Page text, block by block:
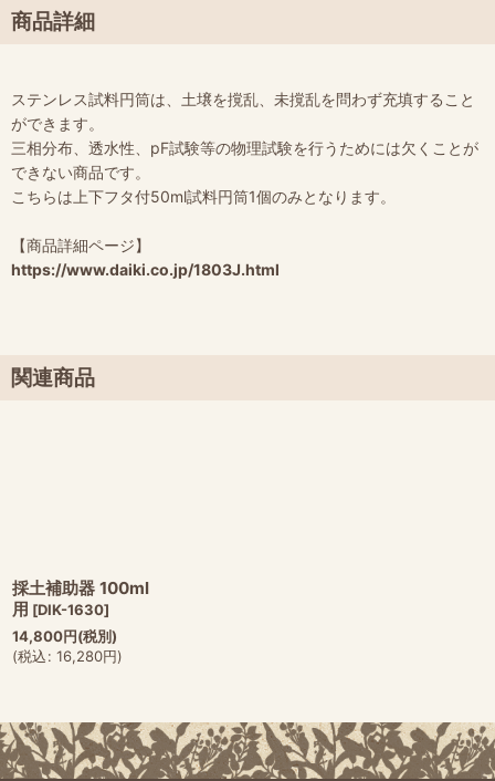
商品詳細
ステンレス試料円筒は、土壌を撹乱、未撹乱を問わず充填すること
ができます。
三相分布、透水性、pF試験等の物理試験を行うためには欠くことが
できない商品です。
こちらは上下フタ付50ml試料円筒1個のみとなります。
【商品詳細ページ】
https://www.daiki.co.jp/1803J.html
関連商品
採土補助器 100ml
用 [DIK-1630]
14,800円(税別)
(税込: 16,280円)